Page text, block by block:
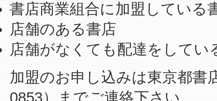
書店商業組合に加盟している
店舗のある書店
店舗がなくても配達をしてい
加盟のお申し込みは東京都書
0853）までご連絡下さい。